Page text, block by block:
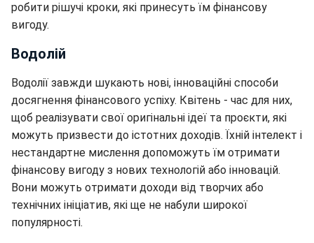
робити рішучі кроки, які принесуть їм фінансову
вигоду.
Водолій
Водолії завжди шукають нові, інноваційні способи
досягнення фінансового успіху. Квітень - час для них,
щоб реалізувати свої оригінальні ідеї та проєкти, які
можуть призвести до істотних доходів. Їхній інтелект і
нестандартне мислення допоможуть їм отримати
фінансову вигоду з нових технологій або інновацій.
Вони можуть отримати доходи від творчих або
технічних ініціатив, які ще не набули широкої
популярності.